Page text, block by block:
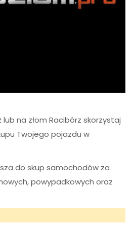
na złom Racibórz skorzystaj
Twojego pojazdu w
do skup samochodów za
powypadkowych oraz